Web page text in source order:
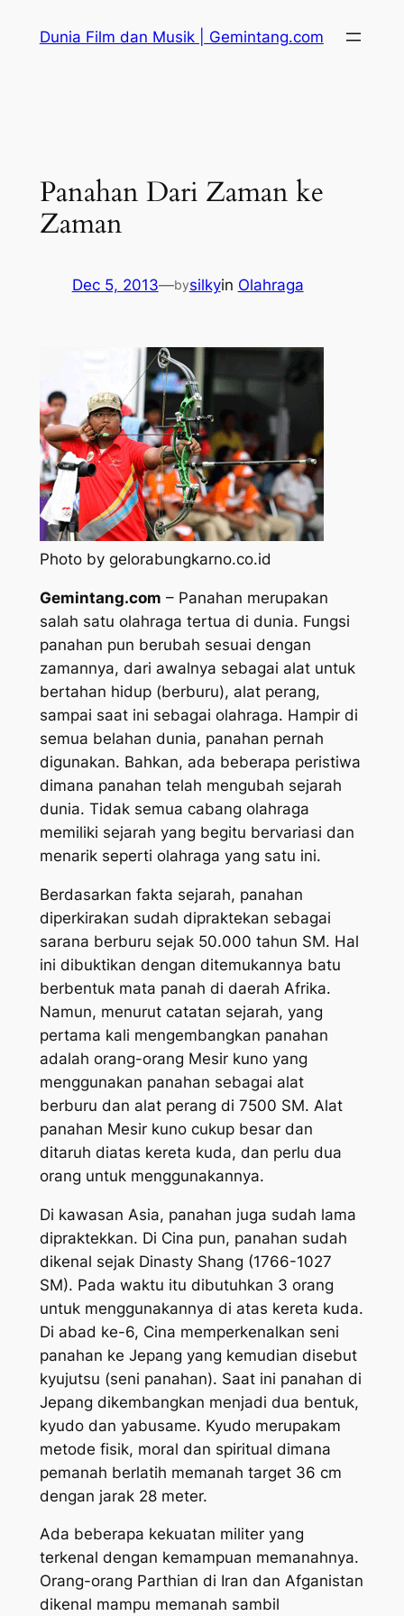
Dunia Film dan Musik | Gemintang.com
Panahan Dari Zaman ke
Zaman
Dec 5, 2013—bysilkyin Olahraga
Photo by gelorabungkarno.co.id
Gemintang.com – Panahan merupakan
salah satu olahraga tertua di dunia. Fungsi
panahan pun berubah sesuai dengan
zamannya, dari awalnya sebagai alat untuk
bertahan hidup (berburu), alat perang,
sampai saat ini sebagai olahraga. Hampir di
semua belahan dunia, panahan pernah
digunakan. Bahkan, ada beberapa peristiwa
dimana panahan telah mengubah sejarah
dunia. Tidak semua cabang olahraga
memiliki sejarah yang begitu bervariasi dan
menarik seperti olahraga yang satu ini.
Berdasarkan fakta sejarah, panahan
diperkirakan sudah dipraktekan sebagai
sarana berburu sejak 50.000 tahun SM. Hal
ini dibuktikan dengan ditemukannya batu
berbentuk mata panah di daerah Afrika.
Namun, menurut catatan sejarah, yang
pertama kali mengembangkan panahan
adalah orang-orang Mesir kuno yang
menggunakan panahan sebagai alat
berburu dan alat perang di 7500 SM. Alat
panahan Mesir kuno cukup besar dan
ditaruh diatas kereta kuda, dan perlu dua
orang untuk menggunakannya.
Di kawasan Asia, panahan juga sudah lama
dipraktekkan. Di Cina pun, panahan sudah
dikenal sejak Dinasty Shang (1766-1027
SM). Pada waktu itu dibutuhkan 3 orang
untuk menggunakannya di atas kereta kuda.
Di abad ke-6, Cina memperkenalkan seni
panahan ke Jepang yang kemudian disebut
kyujutsu (seni panahan). Saat ini panahan di
Jepang dikembangkan menjadi dua bentuk,
kyudo dan yabusame. Kyudo merupakam
metode fisik, moral dan spiritual dimana
pemanah berlatih memanah target 36 cm
dengan jarak 28 meter.
Ada beberapa kekuatan militer yang
terkenal dengan kemampuan memanahnya.
Orang-orang Parthian di Iran dan Afganistan
dikenal mampu memanah sambil